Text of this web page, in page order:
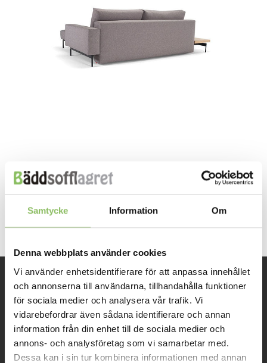
Samtycke Information Om
Denna webbplats använder cookies
Vi använder enhetsidentifierare för att anpassa innehållet
och annonserna till användarna, tillhandahålla funktioner
för sociala medier och analysera vår trafik. Vi
vidarebefordrar även sådana identifierare och annan
information från din enhet till de sociala medier och
annons- och analysföretag som vi samarbetar med.
Dessa kan i sin tur kombinera informationen med annan
Both comments and trackbacks are currently closed.
←Previous
Next→
INFORMATION
Om oss
Kontakt